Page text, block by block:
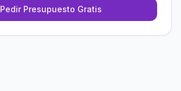
Pedir Presupuesto Gratis